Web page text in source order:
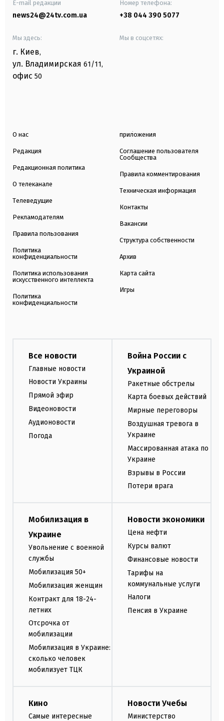
E-mail редакции
news24@24tv.com.ua
Номер телефона:
+38 044 390 5077
Мы здесь:
г. Киев,
ул. Владимирская 61/11,
офис 50
Мы в соцсетях:
О нас
Редакция
Редакционная политика
О телеканале
Телеведущие
Рекламодателям
Правила пользования
Политика
конфиденциальности
Политика использования
искусственного интеллекта
Политика
конфиденциальности
приложения
Соглашение пользователя
Сообщества
Правила комментирования
Техническая информация
Контакты
Вакансии
Структура собственности
Архив
Карта сайта
Игры
Все новости
Главные новости
Новости Украины
Прямой эфир
Видеоновости
Аудионовости
Погода
Война России с
Украиной
Ракетные обстрелы
Карта боевых действий
Мирные переговоры
Воздушная тревога в
Украине
Массированная атака по
Украине
Взрывы в России
Потери врага
Мобилизация в
Украине
Увольнение с военной
службы
Мобилизация 50+
Мобилизация женщин
Контракт для 18-24-
летних
Отсрочка от
мобилизации
Мобилизация в Украине:
сколько человек
мобилизует ТЦК
Новости экономики
Цена нефти
Курсы валют
Финансовые новости
Тарифы на
коммунальные услуги
Налоги
Пенсия в Украине
Кино
Самые интересные
Новости Учебы
Министерство